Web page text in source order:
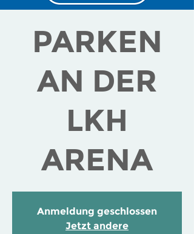
PARKEN
AN DER
LKH
ARENA
Anmeldung geschlossen
Jetzt andere